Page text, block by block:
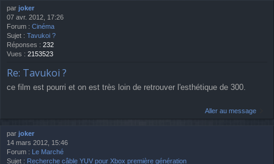
par joker
07 avr. 2012, 17:26
Forum : Cinéma
Sujet : Tavukoi ?
Réponses : 232
Vues : 2153523
Re: Tavukoi ?
ce film est pourri et on est très loin de retrouver l'esthétique de 300.
Aller au message
par joker
14 mars 2012, 15:46
Forum : Le Marché
Sujet : Recherche câble YUV pour Xbox première génération